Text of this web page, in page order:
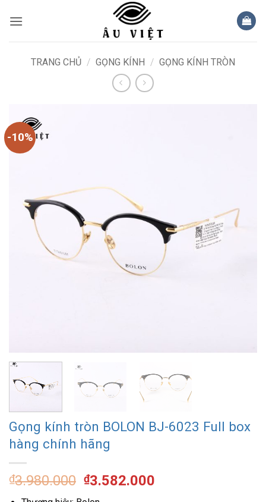
qua
TRANG CHỦ / GỌNG KÍNH / GỌNG KÍNH TRÒN
-10%
Gọng kính tròn BOLON BJ-6023 Full box
hàng chính hãng
₫3.980.000 Giá
gốc
₫3.582.000